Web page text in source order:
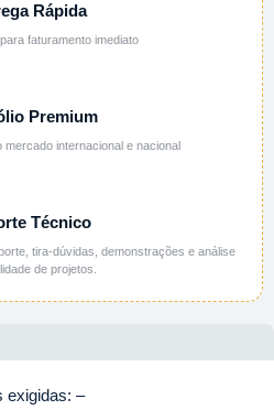
Rápida
faturamento imediato
Premium
internacional e nacional
Técnico
tira-dúvidas, demonstrações e análise
de projetos.
exigidas: –